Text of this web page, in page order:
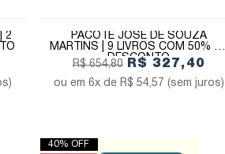
2
PACOTE JOSÉ DE SOUZA
MARTINS | 9 LIVROS COM 50% DE
DESCONTO
R$ 654,80 R$ 327,40
6x de R$ 54,57 (sem juros)
40% OFF